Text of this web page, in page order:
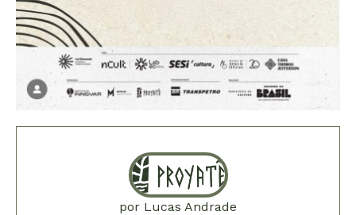
por Lucas Andrade